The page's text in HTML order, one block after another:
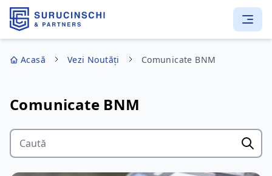
Acasă Vezi Noutăți Comunicate BNM
Comunicate BNM